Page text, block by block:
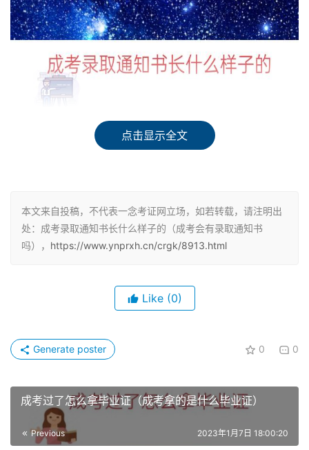
4、江苏成人高考录取之后肯定是有录取通知书的，很大多
数的成考招生，都会有录取通知书的，成人高考和普通高考
相同，12月末1月初公布录取结果。
放的情况来看，暂时没有收到通知书的考生也不必着急，主
在12月末至次年1月份就会陆续将成考录取通知书发出。
发，所以考生在得到成考录取通知书后一定要妥善保管，成
考被录取的考生是有录取通知书的，录取之后一两个月之后
才能收到录取通知书。
点击显示全文
本文来自投稿，不代表一念考证网立场，如若转载，请注明出
处：成考录取通知书长什么样子的（成考会有录取通知书
吗）， https://www.ynprxh.cn/crgk/8913.html
Like (0)
0 0
Generate poster
成考过了怎么拿毕业证（成考拿的是什么毕业证）
Previous 2023年1月7日 18:00:20